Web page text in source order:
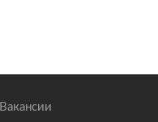
Вакансии